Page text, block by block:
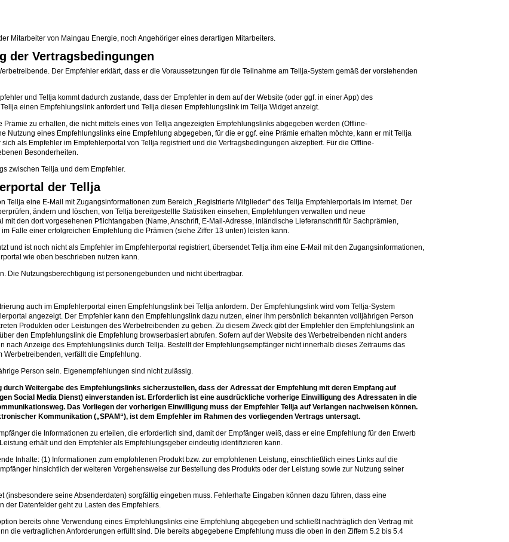
Mitarbeiter von Maingau Energie, noch Angehöriger eines derartigen Mitarbeiters.
der Vertragsbedingungen
Der Empfehler erklärt, dass er die Voraussetzungen für die Teilnahme am Tellja-System gemäß der vorstehenden
und Tellja kommt dadurch zustande, dass der Empfehler in dem auf der Website (oder ggf. in einer App) des
einen Empfehlungslink anfordert und Tellja diesen Empfehlungslink im Tellja Widget anzeigt.
zu erhalten, die nicht mittels eines von Tellja angezeigten Empfehlungslinks abgegeben werden (Offline-
Nutzung eines Empfehlungslinks eine Empfehlung abgegeben, für die er ggf. eine Prämie erhalten möchte, kann er mit Tellja
als Empfehler im Empfehlerportal von Tellja registriert und die Vertragsbedingungen akzeptiert. Für die Offline-
Besonderheiten.
zwischen Tellja und dem Empfehler.
der Tellja
Tellja eine E-Mail mit Zugangsinformationen zum Bereich „Registrierte Mitglieder“ des Tellja Empfehlerportals im Internet. Der
ändern und löschen, von Tellja bereitgestellte Statistiken einsehen, Empfehlungen verwalten und neue
den dort vorgesehenen Pflichtangaben (Name, Anschrift, E-Mail-Adresse, inländische Lieferanschrift für Sachprämien,
Falle einer erfolgreichen Empfehlung die Prämien (siehe Ziffer 13 unten) leisten kann.
und ist noch nicht als Empfehler im Empfehlerportal registriert, übersendet Tellja ihm eine E-Mail mit den Zugangsinformationen,
wie oben beschrieben nutzen kann.
Die Nutzungsberechtigung ist personengebunden und nicht übertragbar.
auch im Empfehlerportal einen Empfehlungslink bei Tellja anfordern. Der Empfehlungslink wird vom Tellja-System
angezeigt. Der Empfehler kann den Empfehlungslink dazu nutzen, einer ihm persönlich bekannten volljährigen Person
Produkten oder Leistungen des Werbetreibenden zu geben. Zu diesem Zweck gibt der Empfehler den Empfehlungslink an
den Empfehlungslink die Empfehlung browserbasiert abrufen. Sofern auf der Website des Werbetreibenden nicht anders
Anzeige des Empfehlungslinks durch Tellja. Bestellt der Empfehlungsempfänger nicht innerhalb dieses Zeitraums das
verfällt die Empfehlung.
Person sein. Eigenempfehlungen sind nicht zulässig.
Weitergabe des Empfehlungslinks sicherzustellen, dass der Adressat der Empfehlung mit deren Empfang auf
Social Media Dienst) einverstanden ist. Erforderlich ist eine ausdrückliche vorherige Einwilligung des Adressaten in die
Das Vorliegen der vorherigen Einwilligung muss der Empfehler Tellja auf Verlangen nachweisen können.
Kommunikation („SPAM“), ist dem Empfehler im Rahmen des vorliegenden Vertrags untersagt.
die Informationen zu erteilen, die erforderlich sind, damit der Empfänger weiß, dass er eine Empfehlung für den Erwerb
erhält und den Empfehler als Empfehlungsgeber eindeutig identifizieren kann.
Inhalte: (1) Informationen zum empfohlenen Produkt bzw. zur empfohlenen Leistung, einschließlich eines Links auf die
hinsichtlich der weiteren Vorgehensweise zur Bestellung des Produkts oder der Leistung sowie zur Nutzung seiner
(insbesondere seine Absenderdaten) sorgfältig eingeben muss. Fehlerhafte Eingaben können dazu führen, dass eine
der Datenfelder geht zu Lasten des Empfehlers.
bereits ohne Verwendung eines Empfehlungslinks eine Empfehlung abgegeben und schließt nachträglich den Vertrag mit
die vertraglichen Anforderungen erfüllt sind. Die bereits abgegebene Empfehlung muss die oben in den Ziffern 5.2 bis 5.4